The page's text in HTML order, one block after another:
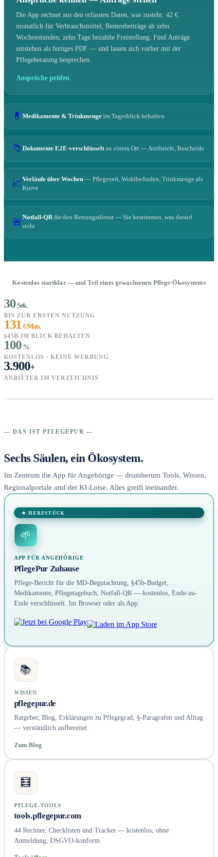
Die App rechnet aus den erfassten Daten, was zusteht: 42 €
monatlich für Verbrauchsmittel, Rentenbeiträge ab zehn
Wochenstunden, zehn Tage bezahlte Freistellung. Fünf Anträge
entstehen als fertiges PDF — und lassen sich vorher mit der
Pflegeberatung besprechen.
Ansprüche prüfen
💊 Medikamente & Trinkmenge im Tagesblick behalten
📁 Dokumente E2E-verschlüsseltan einem Ort — Arztbriefe, Bescheide
📈Verläufe über Wochen — Pflegezeit, Wohlbefinden, Trinkmenge als
Kurve
🚨 Notfall-QRfür den Rettungsdienst — Sie bestimmen, was darauf
steht
Kostenlos startklar — und Teil eines gewachsenen Pflege-Ökosystems
30Sek.
BIS ZUR ERSTEN NUTZUNG
131€/Mon.
§45B IM BLICK BEHALTEN
100 %
KOSTENLOS · KEINE WERBUNG
3.900+
ANBIETER IM VERZEICHNIS
— DAS IST PFLEGEPUR —
Sechs Säulen, ein Ökosystem.
Im Zentrum die App für Angehörige — drumherum Tools, Wissen,
Regionalportale und der KI-Lotse. Alles greift ineinander.
★ HERZSTÜCK
🌱
APP FÜR ANGEHÖRIGE
PflegePur Zuhause
Pflege-Bericht für die MD-Begutachtung, §45b-Budget,
Medikamente, Pflegetagebuch, Notfall-QR — kostenlos, Ende-zu-
Ende verschlüsselt. Im Browser oder als App.
📚
WISSEN
pflegepur.de
Ratgeber, Blog, Erklärungen zu Pflegegrad, §-Paragrafen und Alltag
— verständlich aufbereitet.
Zum Blog
🧮
PFLEGE-TOOLS
tools.pflegepur.com
44 Rechner, Checklisten und Tracker — kostenlos, ohne
Anmeldung, DSGVO-konform.